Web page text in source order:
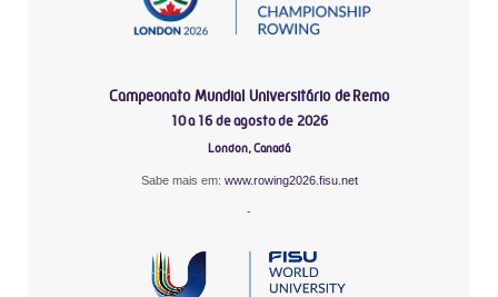
Campeonato Mundial Universitário de Remo
10 a 16 de agosto de 2026
London, Canadá
Sabe mais em: www.rowing2026.fisu.net
-